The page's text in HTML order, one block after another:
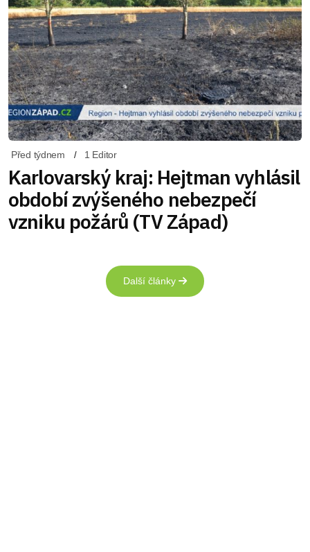
Před týdnem 1 Editor
Karlovarský kraj: Hejtman vyhlásil
období zvýšeného nebezpečí
vzniku požárů (TV Západ)
Další články